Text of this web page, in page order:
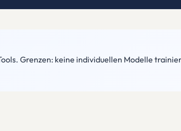
Grenzen: keine individuellen Modelle